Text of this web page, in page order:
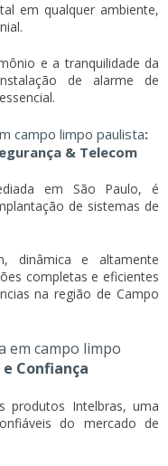
em qualquer ambiente,
e a tranquilidade da
de alarme de
campo limpo paulista:
& Telecom
em São Paulo, é
de sistemas de
dinâmica e altamente
completas e eficientes
na região de Campo
em campo limpo
Confiança
produtos Intelbras, uma
do mercado de